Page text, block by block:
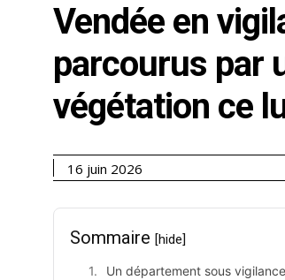
Vendée en
parcourus par
végétation ce
16 juin 2026
Sommaire [hide]
Un département sous